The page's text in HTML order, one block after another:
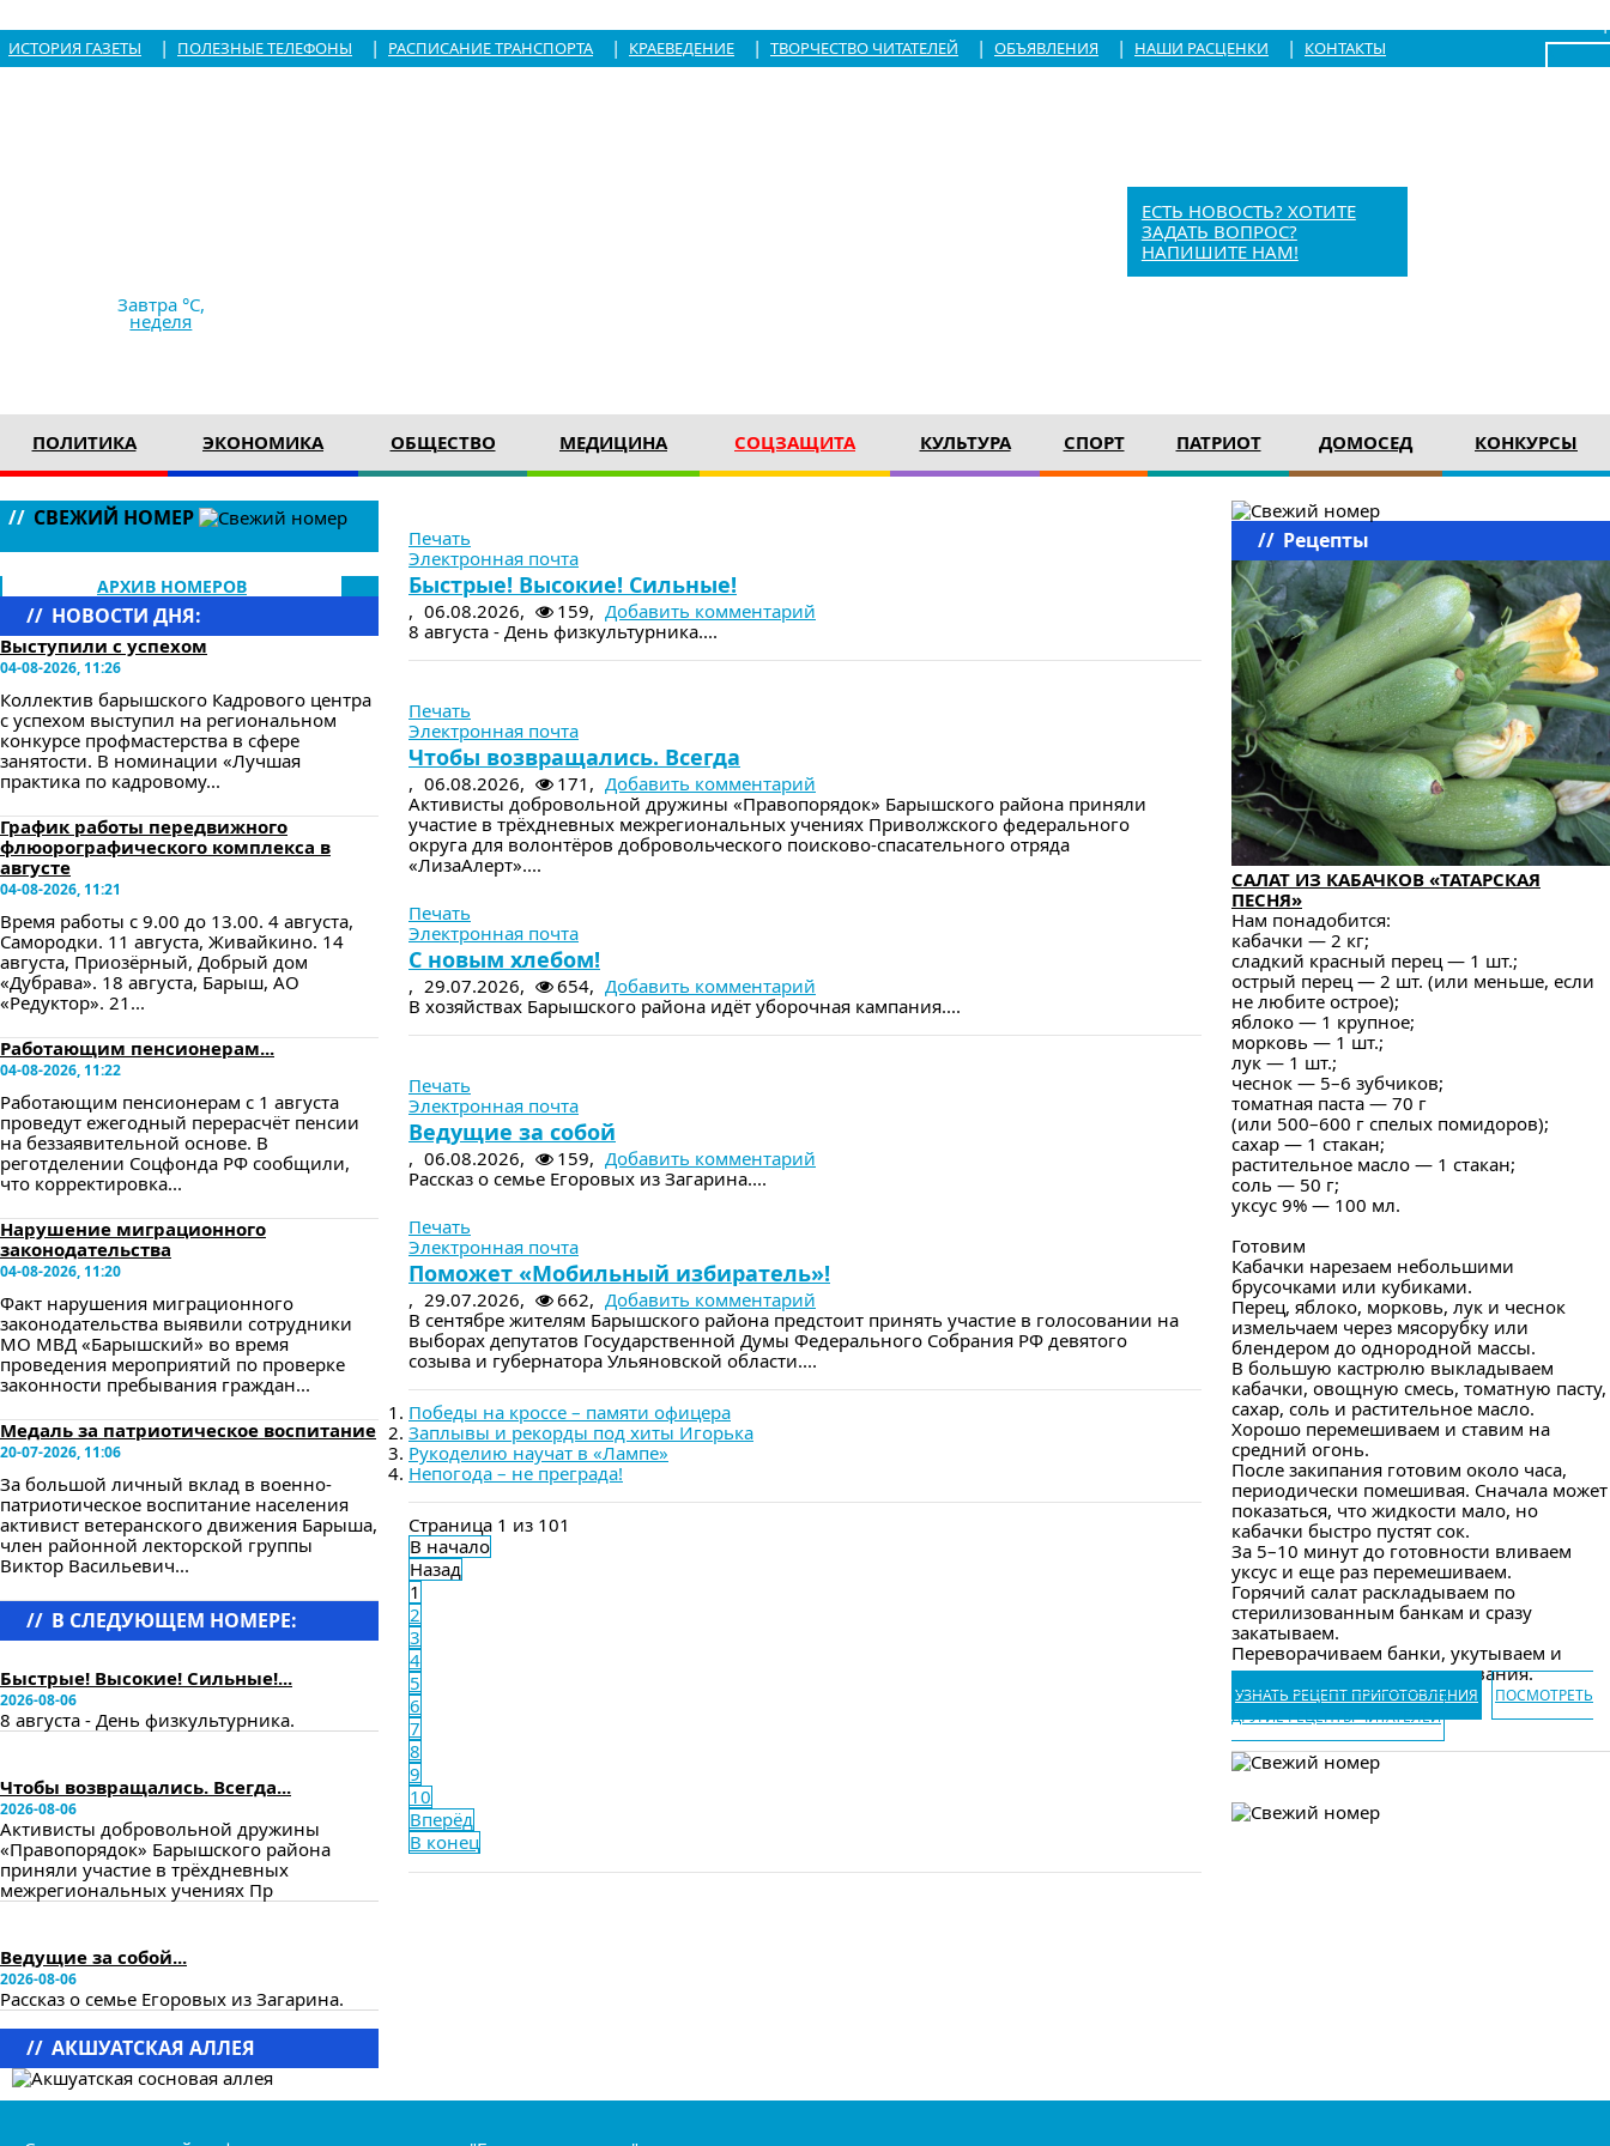
x
ИСТОРИЯ ГАЗЕТЫ | ПОЛЕЗНЫЕ ТЕЛЕФОНЫ | РАСПИСАНИЕ ТРАНСПОРТА | КРАЕВЕДЕНИЕ | ТВОРЧЕСТВО ЧИТАТЕЛЕЙ | ОБЪЯВЛЕНИЯ | НАШИ РАСЦЕНКИ | КОНТАКТЫ
Завтра °C,
неделя
ЕСТЬ НОВОСТЬ? ХОТИТЕ
ЗАДАТЬ ВОПРОС?
НАПИШИТЕ НАМ!
ПОЛИТИКА ЭКОНОМИКА ОБЩЕСТВО МЕДИЦИНА СОЦЗАЩИТА КУЛЬТУРА СПОРТ ПАТРИОТ ДОМОСЕД КОНКУРСЫ
// СВЕЖИЙ НОМЕР
АРХИВ НОМЕРОВ
// НОВОСТИ ДНЯ:
Выступили с успехом
04-08-2026, 11:26
Коллектив барышского Кадрового центра
с успехом выступил на региональном
конкурсе профмастерства в сфере
занятости. В номинации «Лучшая
практика по кадровому...
График работы передвижного
флюорографического комплекса в
августе
04-08-2026, 11:21
Время работы с 9.00 до 13.00. 4 августа,
Самородки. 11 августа, Живайкино. 14
августа, Приозёрный, Добрый дом
«Дубрава». 18 августа, Барыш, АО
«Редуктор». 21...
Работающим пенсионерам...
04-08-2026, 11:22
Работающим пенсионерам с 1 августа
проведут ежегодный перерасчёт пенсии
на беззаявительной основе. В
реготделении Соцфонда РФ сообщили,
что корректировка...
Нарушение миграционного
законодательства
04-08-2026, 11:20
Факт нарушения миграционного
законодательства выявили сотрудники
МО МВД «Барышский» во время
проведения мероприятий по проверке
законности пребывания граждан...
Медаль за патриотическое воспитание
20-07-2026, 11:06
За большой личный вклад в военно-
патриотическое воспитание населения
активист ветеранского движения Барыша,
член районной лекторской группы
Виктор Васильевич...
// В СЛЕДУЮЩЕМ НОМЕРЕ:
Быстрые! Высокие! Сильные!...
2026-08-06
8 августа - День физкультурника.
Чтобы возвращались. Всегда...
2026-08-06
Активисты добровольной дружины
«Правопорядок» Барышского района
приняли участие в трёхдневных
межрегиональных учениях Пр
Ведущие за собой...
2026-08-06
Рассказ о семье Егоровых из Загарина.
// АКШУАТСКАЯ АЛЛЕЯ
Печать
Электронная почта
Быстрые! Высокие! Сильные!
, 06.08.2026, 159, Добавить комментарий
8 августа - День физкультурника....
Печать
Электронная почта
Чтобы возвращались. Всегда
, 06.08.2026, 171, Добавить комментарий
Активисты добровольной дружины «Правопорядок» Барышского района приняли
участие в трёхдневных межрегиональных учениях Приволжского федерального
округа для волонтёров добровольческого поисково-спасательного отряда
«ЛизаАлерт»....
Печать
Электронная почта
С новым хлебом!
, 29.07.2026, 654, Добавить комментарий
В хозяйствах Барышского района идёт уборочная кампания....
Печать
Электронная почта
Ведущие за собой
, 06.08.2026, 159, Добавить комментарий
Рассказ о семье Егоровых из Загарина....
Печать
Электронная почта
Поможет «Мобильный избиратель»!
, 29.07.2026, 662, Добавить комментарий
В сентябре жителям Барышского района предстоит принять участие в голосовании на
выборах депутатов Государственной Думы Федерального Собрания РФ девятого
созыва и губернатора Ульяновской области....
Победы на кроссе – памяти офицера
Заплывы и рекорды под хиты Игорька
Рукоделию научат в «Лампе»
Непогода – не преграда!
Страница 1 из 101
В начало
Назад
1
2
3
4
5
6
7
8
9
10
Вперёд
В конец
// Рецепты
САЛАТ ИЗ КАБАЧКОВ «ТАТАРСКАЯ
ПЕСНЯ»
Нам понадобится:
кабачки — 2 кг;
сладкий красный перец — 1 шт.;
острый перец — 2 шт. (или меньше, если
не любите острое);
яблоко — 1 крупное;
морковь — 1 шт.;
лук — 1 шт.;
чеснок — 5–6 зубчиков;
томатная паста — 70 г
(или 500–600 г спелых помидоров);
сахар — 1 стакан;
растительное масло — 1 стакан;
соль — 50 г;
уксус 9% — 100 мл.
Готовим
Кабачки нарезаем небольшими
брусочками или кубиками.
Перец, яблоко, морковь, лук и чеснок
измельчаем через мясорубку или
блендером до однородной массы.
В большую кастрюлю выкладываем
кабачки, овощную смесь, томатную пасту,
сахар, соль и растительное масло.
Хорошо перемешиваем и ставим на
средний огонь.
После закипания готовим около часа,
периодически помешивая. Сначала может
показаться, что жидкости мало, но
кабачки быстро пустят сок.
За 5–10 минут до готовности вливаем
уксус и еще раз перемешиваем.
Горячий салат раскладываем по
стерилизованным банкам и сразу
закатываем.
Переворачиваем банки, укутываем и
оставляем до полного остывания.
УЗНАТЬ РЕЦЕПТ ПРИГОТОВЛЕНИЯ
ПОСМОТРЕТЬ
ДРУГИЕ РЕЦЕПТЫ ЧИТАТЕЛЕЙ